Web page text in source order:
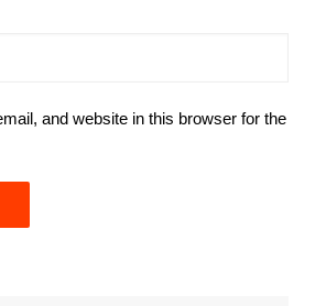
and website in this browser for the